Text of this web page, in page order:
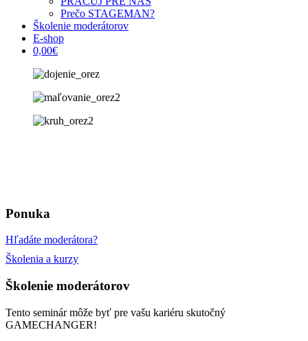
Prečo STAGEMAN?
Školenie moderátorov
E-shop
0,00€
Ponuka
Hľadáte moderátora?
Školenia a kurzy
Školenie moderátorov
Tento seminár môže byť pre vašu kariéru skutočný
GAMECHANGER!